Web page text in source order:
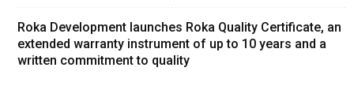
Roka Development launches Roka Quality Certificate, an
extended warranty instrument of up to 10 years and a
written commitment to quality